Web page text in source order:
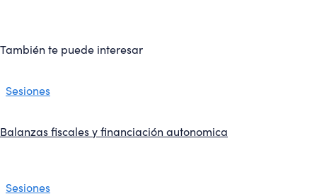
También te puede interesar
Sesiones
Balanzas fiscales y financiación autonomica
Sesiones